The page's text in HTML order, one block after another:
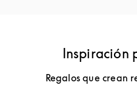
Inspiración
Regalos que crean